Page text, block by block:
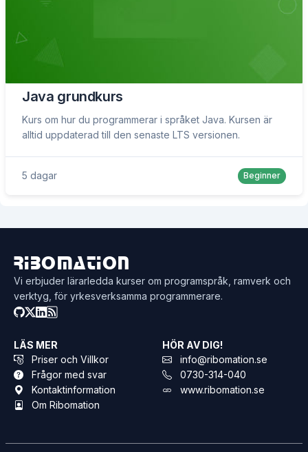
Java grundkurs
Kurs om hur du programmerar i språket Java. Kursen är
alltid uppdaterad till den senaste LTS versionen.
5 dagar Beginner
Ribomation
Vi erbjuder lärarledda kurser om programspråk, ramverk och
verktyg, för yrkesverksamma programmerare.
LÄS MER
Priser och Villkor
Frågor med svar
Kontaktinformation
Om Ribomation
HÖR AV DIG!
info@ribomation.se
0730-314-040
www.ribomation.se